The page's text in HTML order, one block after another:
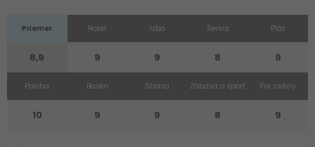
Priemer
8,9
Hotel
9
Izba
9
Servis
8
Pláž
9
Poloha
10
Bazén
9
Strava
9
Zábava a šport
8
Pre rodiny
9